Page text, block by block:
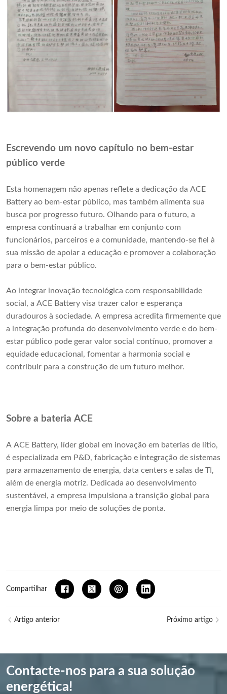
Escrevendo um novo capítulo no bem-estar
público verde
Esta homenagem não apenas reflete a dedicação da ACE
Battery ao bem-estar público, mas também alimenta sua
busca por progresso futuro. Olhando para o futuro, a
empresa continuará a trabalhar em conjunto com
funcionários, parceiros e a comunidade, mantendo-se fiel à
sua missão de apoiar a educação e promover a colaboração
para o bem-estar público.
Ao integrar inovação tecnológica com responsabilidade
social, a ACE Battery visa trazer calor e esperança
duradouros à sociedade. A empresa acredita firmemente que
a integração profunda do desenvolvimento verde e do bem-
estar público pode gerar valor social contínuo, promover a
equidade educacional, fomentar a harmonia social e
contribuir para a construção de um futuro melhor.
Sobre a bateria ACE
A ACE Battery, líder global em inovação em baterias de lítio,
é especializada em P&D, fabricação e integração de sistemas
para armazenamento de energia, data centers e salas de TI,
além de energia motriz. Dedicada ao desenvolvimento
sustentável, a empresa impulsiona a transição global para
energia limpa por meio de soluções de ponta.
Compartilhar
Artigo anterior Próximo artigo
Contacte-nos para a sua solução
energética!